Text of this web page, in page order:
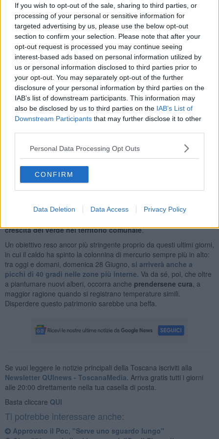
If you wish to opt-out of the sale, sharing to third parties, or
processing of your personal or sensitive information for
targeted advertising by us, please use the below opt-out
section to confirm your selection. Please note that after your
opt-out request is processed you may continue seeing
interest-based ads based on personal information utilized by
us or personal information disclosed to third parties prior to
your opt-out. You may separately opt-out of the further
disclosure of your personal information by third parties on the
IAB’s list of downstream participants. This information may
also be disclosed by us to third parties on the IAB’s List of
Downstream Participants that may further disclose it to other
Personal Data Processing Opt Outs
CONFIRM
Data Deletion Data Access Privacy Policy
microclimatico che si verifica all'interno delle aree urbane,
alimentato dalla presenza massiccia dicementoeasfalto
assorbono il calore durante il giorno e lo rilasciano di notte.
Così, alberi e arbusti diventano una vera e propria strategia contro
la canicola. E a Pontedera, ormai da tempo, si è scelto diinvestire
sul verde urbano. Dal 2023 al 2025, infatti, a fronte di184 alberi
abbattuti, perché ammalati o pericolanti, il Comune ha provveduto
a piantarne571 nuovi, cui si aggiungono anche 1.842 fitocelle
ovvero giovani piante alte tra i 15 e i 20 centimetri. Un saldo
riguardato anche lescuole, con le nuove piantumazioni tra
scuola dell'infanzia Diaz, quella di Santa Lucia e in via
dell'Olmo.
E per dare una "organizzazione" al verde urbano, delineando una
vera e propria strategia diriforestazione urbana
2025 ha stipulato un protocollo con ilDipartimento di Scienze
porterà a redigere il a Piano di forestazione urbano
crescita del verde nel territorio comunale.
Un obiettivo reso ancor più stringente proprio da questi ultimi giorni,
in cui il caldo ha spinto la colonnina di mercurio sempre più in alto:
tra oggi e domani, domenica 28 Giugno, si arriverà anche a
picchi di 40 gradi nelle zone più interne . Va da sé, poi, che oltre
a piantumare nuovi alberi, occorra anche prendersene cura , a
maggior ragione quando si registrano temperature simili.
Disperdere questo patrimonio sarebbe una beffa.
Se vuoi leggere le notizie principali della Toscana iscriviti alla
Newsletter QUInews - ToscanaMedia. Arriva gratis tutti i giorni
alle 20:00 direttamente nella tua casella di posta.
Basta cliccare QUI
Ti potrebbe interessare anche:
Approvato il Poc, "Serve uno sguardo lungo"